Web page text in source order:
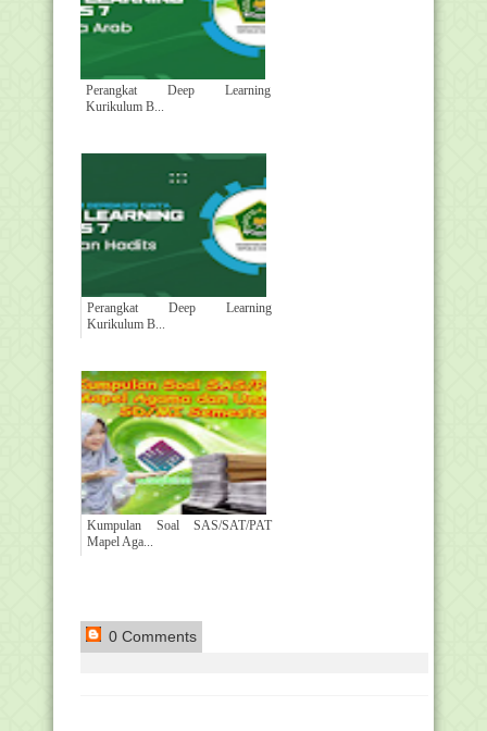
Perangkat Deep Learning
Kurikulum B...
Perangkat Deep Learning
Kurikulum B...
Kumpulan Soal SAS/SAT/PAT
Mapel Aga...
0 Comments